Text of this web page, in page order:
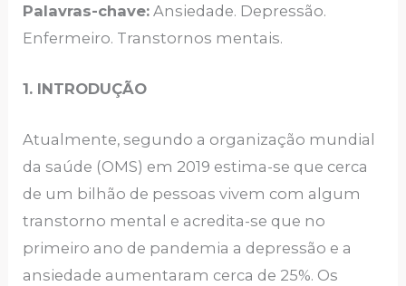
Palavras-chave: Ansiedade. Depressão.
Enfermeiro. Transtornos mentais.
1. INTRODUÇÃO
Atualmente, segundo a organização mundial
da saúde (OMS) em 2019 estima-se que cerca
de um bilhão de pessoas vivem com algum
transtorno mental e acredita-se que no
primeiro ano de pandemia a depressão e a
ansiedade aumentaram cerca de 25%. Os